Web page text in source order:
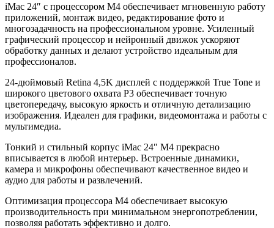
iMac 24″ с процессором M4 обеспечивает мгновенную работу
приложений, монтаж видео, редактирование фото и
многозадачность на профессиональном уровне. Усиленный
графический процессор и нейронный движок ускоряют
обработку данных и делают устройство идеальным для
профессионалов.
24-дюймовый Retina 4,5K дисплей с поддержкой True Tone и
широкого цветового охвата P3 обеспечивает точную
цветопередачу, высокую яркость и отличную детализацию
изображения. Идеален для графики, видеомонтажа и работы с
мультимедиа.
Тонкий и стильный корпус iMac 24″ M4 прекрасно
вписывается в любой интерьер. Встроенные динамики,
камера и микрофоны обеспечивают качественное видео и
аудио для работы и развлечений.
Оптимизация процессора M4 обеспечивает высокую
производительность при минимальном энергопотреблении,
позволяя работать эффективно и долго.